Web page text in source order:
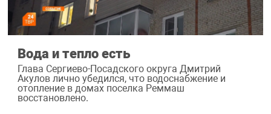
Вода и тепло есть
Глава Сергиево-Посадского округа Дмитрий
Акулов лично убедился, что водоснабжение и
отопление в домах поселка Реммаш
восстановлено.